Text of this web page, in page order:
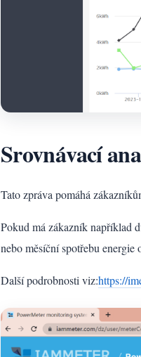
Srovnávací
Tato zpráva pomáhá
Pokud má zákazník například
nebo měsíční spotřebu energie
Další podrobnosti viz:https://